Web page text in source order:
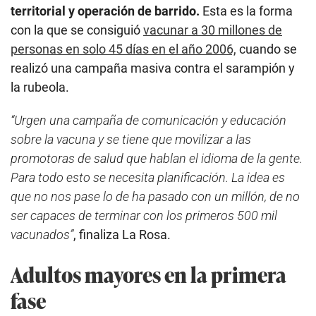
territorial y operación de barrido. Esta es la forma
con la que se consiguióvacunar a 30 millones de
personas en solo 45 días en el año 2006, cuando se
realizó una campaña masiva contra el sarampión y
la rubeola.
“Urgen una campaña de comunicación y educación
sobre la vacuna y se tiene que movilizar a las
promotoras de salud que hablan el idioma de la gente.
Para todo esto se necesita planificación. La idea es
que no nos pase lo de ha pasado con un millón, de no
ser capaces de terminar con los primeros 500 mil
vacunados”, finaliza La Rosa.
Adultos mayores en la primera
fase